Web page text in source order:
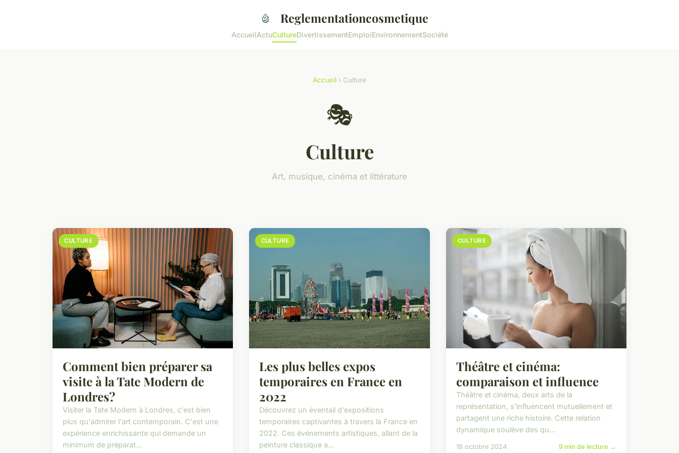
Reglementationcosmetique
AccueilActuCultureDivertissementEmploiEnvironnementSociété
Accueil › Culture
🎭
Culture
Art, musique, cinéma et littérature
CULTURE
Comment bien préparer sa
visite à la Tate Modern de
Londres?
Visiter la Tate Modern à Londres, c'est bien
plus qu'admirer l'art contemporain. C'est une
expérience enrichissante qui demande un
minimum de préparat...
CULTURE
Les plus belles expos
temporaires en France en
2022
Découvrez un éventail d'expositions
temporaires captivantes à travers la France en
2022. Ces événements artistiques, allant de la
peinture classique a...
CULTURE
Théâtre et cinéma:
comparaison et influence
Théâtre et cinéma, deux arts de la
représentation, s'influencent mutuellement et
partagent une riche histoire. Cette relation
dynamique soulève des qu...
18 octobre 2024 9 min de lecture →